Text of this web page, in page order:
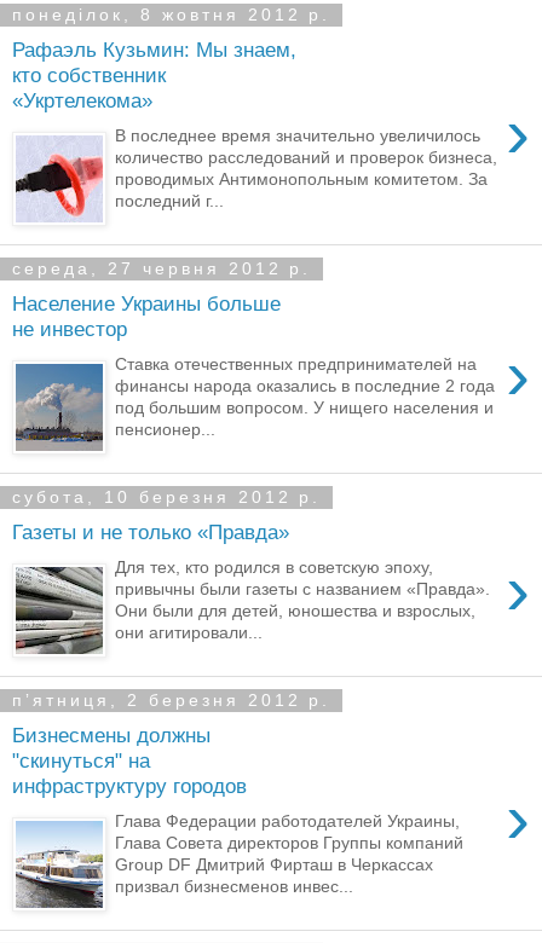
понеділок, 8 жовтня 2012 р.
Рафаэль Кузьмин: Мы знаем,
кто собственник
«Укртелекома»
›
В последнее время значительно увеличилось
количество расследований и проверок бизнеса,
проводимых Антимонопольным комитетом. За
последний г...
середа, 27 червня 2012 р.
Население Украины больше
не инвестор
›
Ставка отечественных предпринимателей на
финансы народа оказались в последние 2 года
под большим вопросом. У нищего населения и
пенсионер...
субота, 10 березня 2012 р.
Газеты и не только «Правда»
›
Для тех, кто родился в советскую эпоху,
привычны были газеты с названием «Правда».
Они были для детей, юношества и взрослых,
они агитировали...
пʼятниця, 2 березня 2012 р.
Бизнесмены должны
"скинуться" на
инфраструктуру городов
›
Глава Федерации работодателей Украины,
Глава Совета директоров Группы компаний
Group DF Дмитрий Фирташ в Черкассах
призвал бизнесменов инвес...